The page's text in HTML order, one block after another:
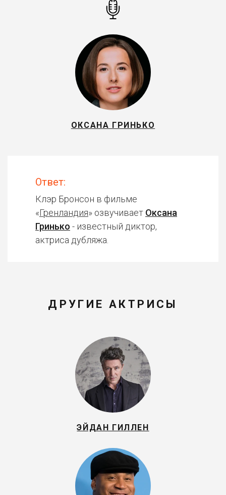
ОКСАНА ГРИНЬКО
Ответ:
Клэр Бронсон в фильме
«Гренландия» озвучивает Оксана
Гринько - известный диктор,
актриса дубляжа.
ДРУГИЕ АКТРИСЫ
ЭЙДАН ГИЛЛЕН